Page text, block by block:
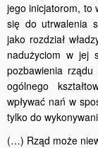
jego inic­jatorom, to
się do utrwalenia
jako rozdział
nadużyciom w jej
pozbawienia rządu
ogólnego
wpływać nań w
tylko do
(…) Rząd może